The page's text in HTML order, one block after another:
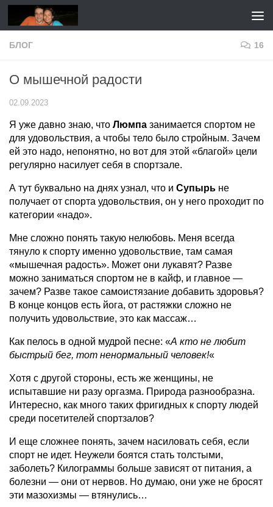
Перейти к содержимому
БЛОГ 16
О мышечной радости
02.09.2023
Я уже давно знаю, что Люмпа занимается спортом не
для удовольствия, а чтобы тело было стройным. Зачем
ей это надо, непонятно, но вот для этой «благой» цели
регулярно насилует себя в спортзале.
А тут буквально на днях узнал, что и Супырь не
получает от спорта удовольствия, он у него проходит по
категории «надо».
Мне сложно понять такую нелюбовь. Меня всегда
тянуло к спорту именно удовольствие, там самая
«мышечная радость». Может они лукавят? Разве
можно заниматься спортом не в кайф, и главное —
зачем? Разве такое самоистязание добавить здоровья?
В конце концов есть йога, от растяжки сложно не
получить удовольствие, это как массаж…
Как пелось в одной мудрой песне: «А кто не любит
быстрый бег, тот ненормальный человек!«
Хотя с другой стороны, есть же женщины, не
испытавшие ни разу оргазма. Природа разнообразна.
Интересно, как много таких фригидных к спорту людей
среди посетителей спортзалов?
И еще сложнее понять, зачем насиловать себя, если
спорт не идет. Неужели боятся стать толстыми,
заболеть? Килограммы больше зависят от питания, а
болезни — они от нервов. Но думаю, они уже не бросят
эти мазохизмы — втянулись…